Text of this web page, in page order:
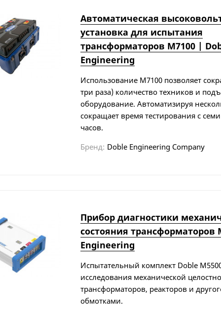
Автоматическая
установка для испытания
трансформаторов M7100 |
Engineering
Использование M7100 позволяет
три раза) количество техников и
оборудование. Автоматизируя
сокращает время тестирования с
часов.
Бренд: Doble Engineering Company
Прибор диагностики
состояния трансформаторов
Engineering
Испытательный комплект Doble
исследования механической
трансформаторов, реакторов и
обмотками.